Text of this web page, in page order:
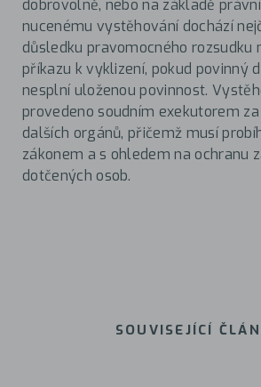
dobrovolně, nebo na základě
nucenému vystěhování dochází
důsledku pravomocného rozsudku
příkazu k vyklizení, pokud povinný
nesplní uloženou povinnost.
provedeno soudním exekutorem
dalších orgánů, přičemž musí
zákonem a s ohledem na ochranu
dotčených osob.
SOUVISEJÍCÍ